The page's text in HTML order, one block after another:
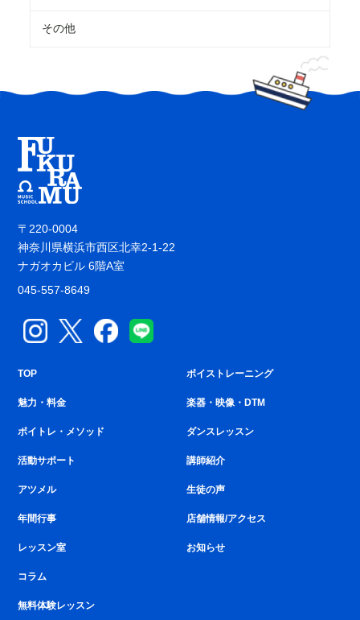
その他
〒220-0004
神奈川県横浜市西区北幸2-1-22
ナガオカビル 6階A室
045-557-8649
TOP
魅力・料金
ボイトレ・メソッド
活動サポート
アツメル
年間行事
レッスン室
ボイストレーニング
楽器・映像・DTM
ダンスレッスン
講師紹介
生徒の声
店舗情報/アクセス
お知らせ
コラム
無料体験レッスン